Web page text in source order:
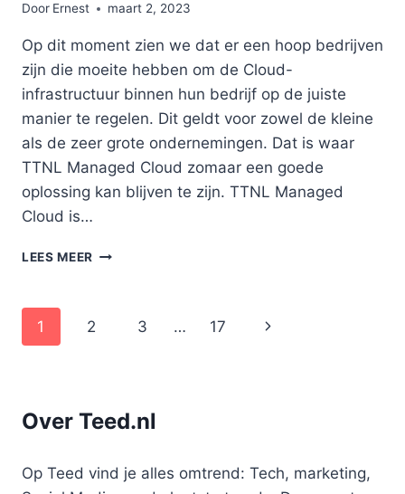
Door Ernest maart 2, 2023
Op dit moment zien we dat er een hoop bedrijven
zijn die moeite hebben om de Cloud-
infrastructuur binnen hun bedrijf op de juiste
manier te regelen. Dit geldt voor zowel de kleine
als de zeer grote ondernemingen. Dat is waar
TTNL Managed Cloud zomaar een goede
oplossing kan blijven te zijn. TTNL Managed
Cloud is…
LEES MEER KIES
DE
Paginanavigatie
1 2 3 … 17
Volgende
Over Teed.nl
Op Teed vind je alles omtrend: Tech, marketing,